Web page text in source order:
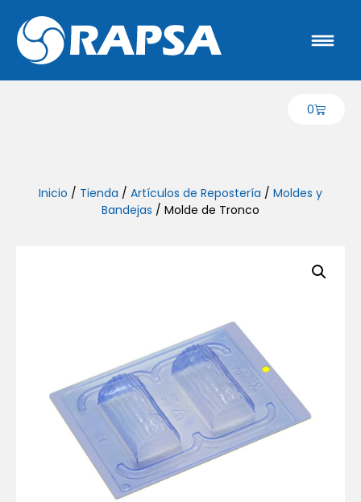
0
Inicio / Tienda / Artículos de Repostería / Moldes y
Bandejas / Molde de Tronco